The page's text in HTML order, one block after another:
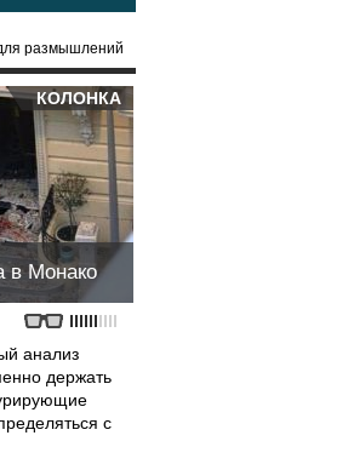
размышлений
КОЛОНКА
в Монако
анализ
держать
с